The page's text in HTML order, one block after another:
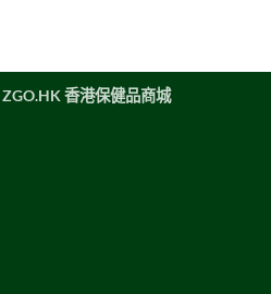
ZGO.HK 香港保健品商城